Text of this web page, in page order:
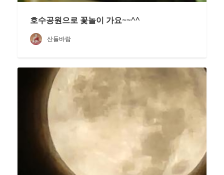
호수공원으로 꽃놀이 가요~~^^
산들바람